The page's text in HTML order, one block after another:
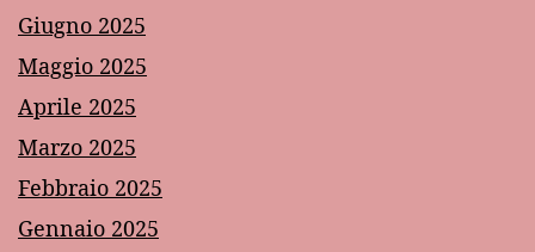
Giugno 2025
Maggio 2025
Aprile 2025
Marzo 2025
Febbraio 2025
Gennaio 2025